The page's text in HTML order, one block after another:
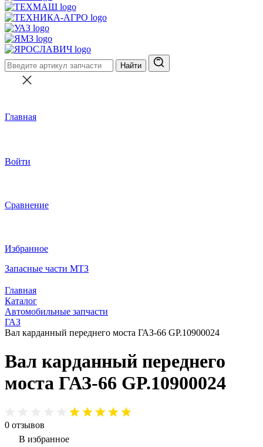
Найти
Главная
Войти
Сравнение
Избранное
Запасные части МТЗ
Главная
Каталог
Автомобильные запчасти
ГАЗ
Вал карданный переднего моста ГАЗ-66 GP.10900024
Вал карданный переднего
моста ГАЗ-66 GP.10900024
0 отзывов
В избранное